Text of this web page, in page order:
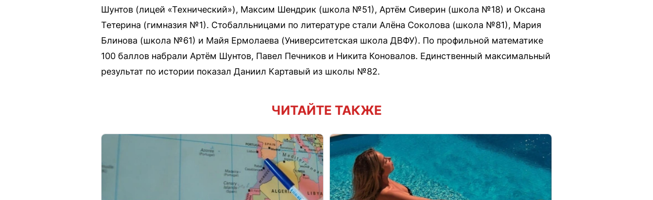
Шунтов (лицей «Технический»), Максим Шендрик (школа №51), Артём Сиверин (школа №18) и Оксана
Тетерина (гимназия №1). Стобалльницами по литературе стали Алёна Соколова (школа №81), Мария
Блинова (школа №61) и Майя Ермолаева (Университетская школа ДВФУ). По профильной математике
100 баллов набрали Артём Шунтов, Павел Печников и Никита Коновалов. Единственный максимальный
результат по истории показал Даниил Картавый из школы №82.
ЧИТАЙТЕ ТАКЖЕ